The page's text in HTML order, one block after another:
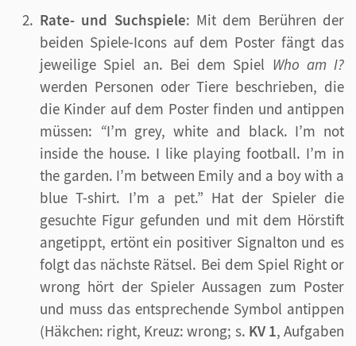
Rate- und Suchspiele: Mit dem Berühren der
beiden Spiele-Icons auf dem Poster fängt das
jeweilige Spiel an. Bei dem Spiel Who am I?
werden Personen oder Tiere beschrieben, die
die Kinder auf dem Poster finden und antippen
müssen: “I’m grey, white and black. I’m not
inside the house. I like playing football. I’m in
the garden. I’m between Emily and a boy with a
blue T-shirt. I’m a pet.” Hat der Spieler die
gesuchte Figur gefunden und mit dem Hörstift
angetippt, ertönt ein positiver Signalton und es
folgt das nächste Rätsel. Bei dem Spiel Right or
wrong hört der Spieler Aussagen zum Poster
und muss das entsprechende Symbol antippen
(Häkchen: right, Kreuz: wrong; s. KV 1, Aufgaben